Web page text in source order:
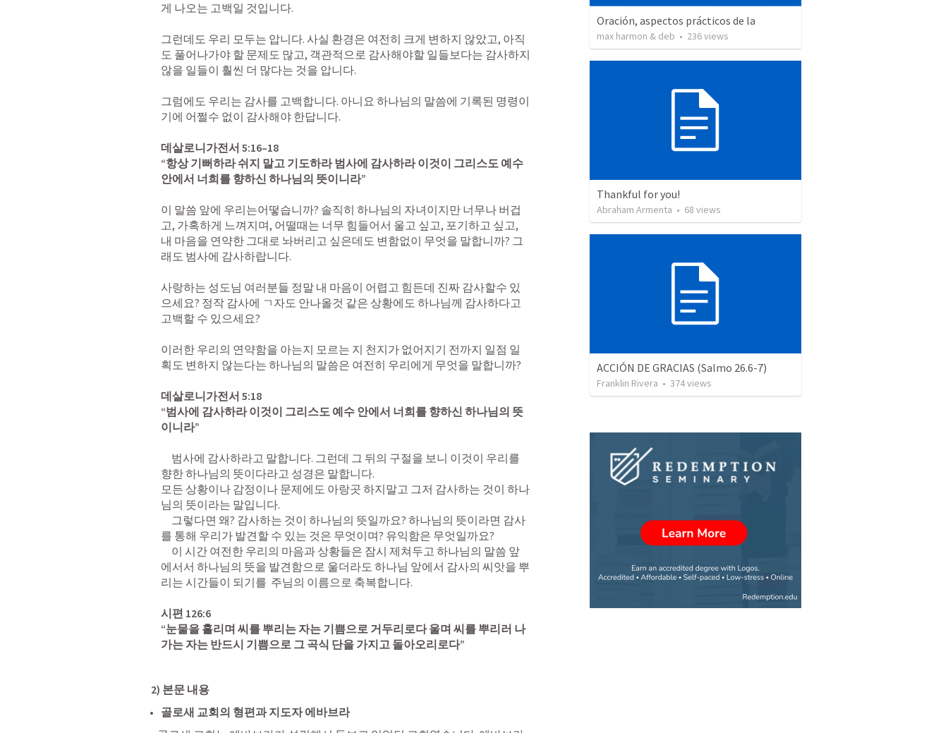
게 나오는 고백일 것입니다.
그런데도 우리 모두는 압니다. 사실 환경은 여전히 크게 변하지 않았고, 아직
도 풀어나가야 할 문제도 많고, 객관적으로 감사해야할 일들보다는 감사하지
않을 일들이 훨씬 더 많다는 것을 압니다.
그럼에도 우리는 감사를 고백합니다. 아니요 하나님의 말씀에 기록된 명령이
기에 어쩔수 없이 감사해야 한답니다.
데살로니가전서 5:16–18
“항상 기뻐하라 쉬지 말고 기도하라 범사에 감사하라 이것이 그리스도 예수
안에서 너희를 향하신 하나님의 뜻이니라”
이 말씀 앞에 우리는어떻습니까? 솔직히 하나님의 자녀이지만 너무나 버겁
고, 가혹하게 느껴지며, 어떨때는 너무 힘들어서 울고 싶고, 포기하고 싶고,
내 마음을 연약한 그대로 놔버리고 싶은데도 변함없이 무엇을 말합니까? 그
래도 범사에 감사하랍니다.
사랑하는 성도님 여러분들 정말 내 마음이 어렵고 힘든데 진짜 감사할수 있
으세요? 정작 감사에 ㄱ자도 안나올것 같은 상황에도 하나님께 감사하다고
고백할 수 있으세요?
이러한 우리의 연약함을 아는지 모르는 지 천지가 없어지기 전까지 일점 일
획도 변하지 않는다는 하나님의 말씀은 여전히 우리에게 무엇을 말합니까?
데살로니가전서 5:18
“범사에 감사하라 이것이 그리스도 예수 안에서 너희를 향하신 하나님의 뜻
이니라”
향한 하나님의 뜻이다라고 성경은 말합니다.
모든 상황이나 감정이나 문제에도 아랑곳 하지말고 그저 감사하는 것이 하나
님의 뜻이라는 말입니다.
를 통해 우리가 발견할 수 있는 것은 무엇이며? 유익함은 무엇일까요?
에서서 하나님의 뜻을 발견함으로 울더라도 하나님 앞에서 감사의 씨앗을 뿌
리는 시간들이 되기를  주님의 이름으로 축복합니다.
시편 126:6
“눈물을 흘리며 씨를 뿌리는 자는 기쁨으로 거두리로다 울며 씨를 뿌리러 나
가는 자는 반드시 기쁨으로 그 곡식 단을 가지고 돌아오리로다”
  2) 본문 내용
골로새 교회의 형편과 지도자 에바브라
Oración, aspectos prácticos de la
max harmon & deb • 236views
Thankful for you!
Abraham Armenta • 68 views
ACCIÓN DE GRACIAS (Salmo 26.6-7)
Franklin Rivera • 374views